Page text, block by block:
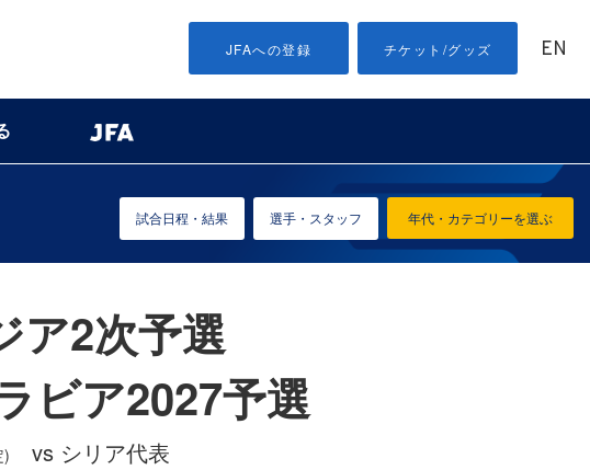
JFAへの登録 チケット/グッズ EN
年代・カテゴリーを選ぶ
試合日程・結果 選手・スタッフ
ア2次予選
ビア2027予選
)
vs シリア代表